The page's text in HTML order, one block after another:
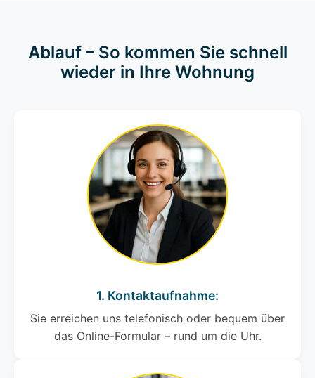
Ablauf – So kommen Sie schnell
wieder in Ihre Wohnung
1. Kontaktaufnahme:
Sie erreichen uns telefonisch oder bequem über
das Online-Formular – rund um die Uhr.